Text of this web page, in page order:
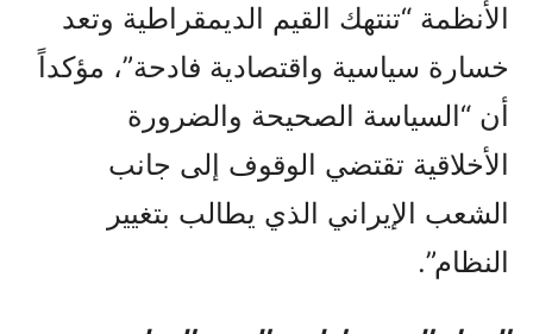
الأنظمة “تنتهك القيم الديمقراطية وتعد
خسارة سياسية واقتصادية فادحة”، مؤكداً
أن “السياسة الصحيحة والضرورة
الأخلاقية تقتضي الوقوف إلى جانب
الشعب الإيراني الذي يطالب بتغيير
النظام”.